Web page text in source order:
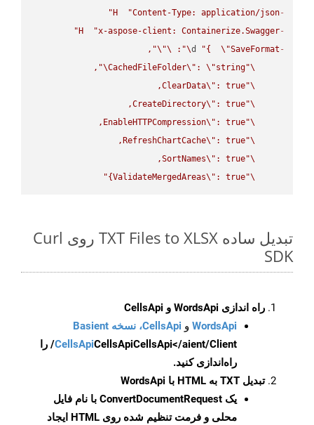
-
H
"Content-Type: application/json"
-
H
"x-aspose-client: Containerize.Swagger"
-
d "{ \"SaveFormat
\"
:
\"
\"
\"
CachedFileFolder\" : \"string
\"
\"
ClearData\"
\"
CreateDirectory\"
\"
EnableHTTPCompression\"
\"
RefreshChartCache\"
\"
SortNames\"
\"
ValidateMergedAreas\" : true}"
تبدیل ساده TXT Files to XLSX روی Curl
SDK
راه اندازی WordsApi و CellsApi
WordsApi و CellsApi، نسخه Basient
CellsApiCellsApi
CellsApi</aient/Client/ را
راه‌اندازی کنید.
تبدیل TXT به HTML با WordsApi
یک ConvertDocumentRequest با نام فایل
محلی و فرمت تنظیم شده روی HTML ایجاد